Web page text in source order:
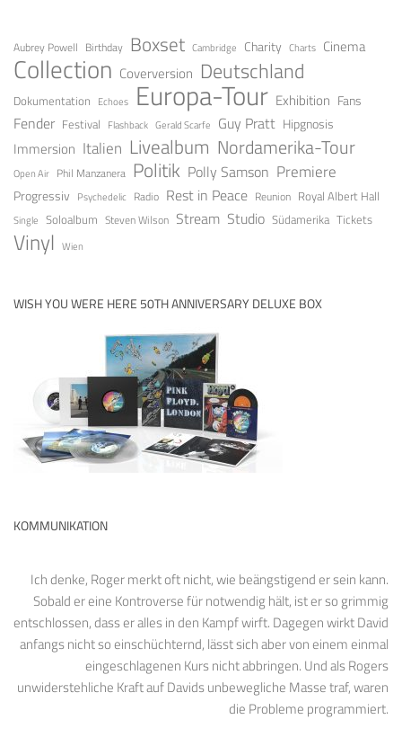
Aubrey Powell Birthday Boxset Cambridge Charity Charts Cinema
Collection Coverversion Deutschland
Dokumentation Echoes Europa-Tour Exhibition Fans
Fender Festival Flashback Gerald Scarfe Guy Pratt Hipgnosis
Immersion Italien Livealbum Nordamerika-Tour
Open Air Phil Manzanera Politik Polly Samson Premiere
Progressiv Psychedelic Radio Rest in Peace Reunion Royal Albert Hall
Single Soloalbum Steven Wilson Stream Studio Südamerika Tickets
Vinyl Wien
WISH YOU WERE HERE 50TH ANNIVERSARY DELUXE BOX
KOMMUNIKATION
Ich denke, Roger merkt oft nicht, wie beängstigend er sein kann.
Sobald er eine Kontroverse für notwendig hält, ist er so grimmig
entschlossen, dass er alles in den Kampf wirft. Dagegen wirkt David
anfangs nicht so einschüchternd, lässt sich aber von einem einmal
eingeschlagenen Kurs nicht abbringen. Und als Rogers
unwiderstehliche Kraft auf Davids unbewegliche Masse traf, waren
die Probleme programmiert.